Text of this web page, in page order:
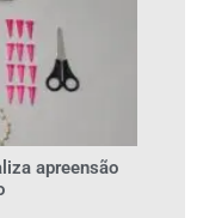
apreensão